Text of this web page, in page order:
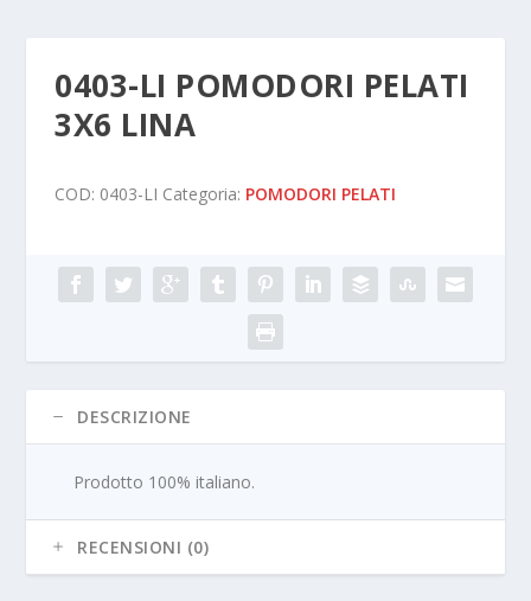
0403-LI POMODORI PELATI
3X6 LINA
COD: 0403-LI Categoria: POMODORI PELATI
DESCRIZIONE
Prodotto 100% italiano.
RECENSIONI (0)